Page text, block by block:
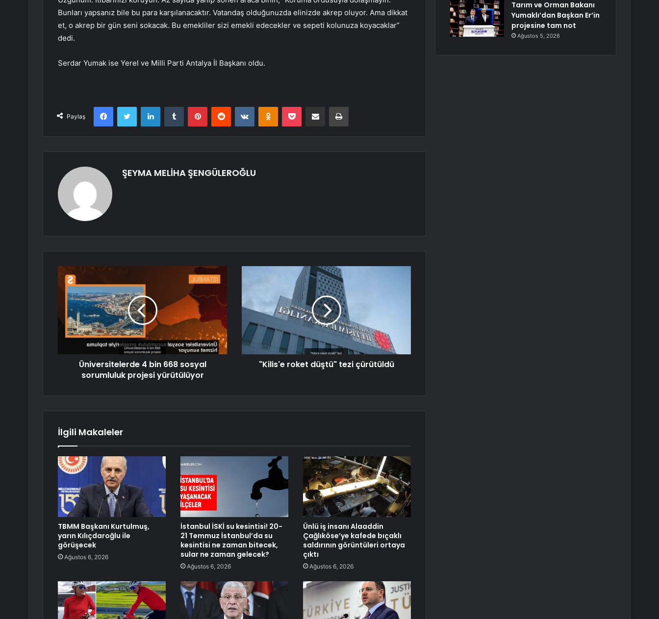
Bunları yapsanız bile bu para karşılanacaktır. Vatandaş olduğunuzda elinizde akrep oluyor. Ama dikkat
et, o akrep bir gün seni sokacak. Bu emekliler sizi emekli edecekler ve sepeti kolunuza koyacaklar”
dedi.
Serdar Yumak ise Yerel ve Milli Parti Antalya İl Başkanı oldu.
Paylaş
FacebookTwitter LinkedInTumblr PinterestReddit VKontakteOdnoklassniki
Pocket E-Posta ile paylaş Yazdır
ŞEYMA MELİHA ŞENGÜLEROĞLU
Üniversitelerde 4 bin 668 sosyal
sorumluluk projesi yürütülüyor
"Kilis'e roket düştü" tezi çürütüldü
İlgili Makaleler
TBMM Başkanı Kurtulmuş,
yarın Kılıçdaroğlu ile
görüşecek
Ağustos 6, 2026
İstanbul İSKİ su kesintisi! 20-
21 Temmuz İstanbul’da su
kesintisi ne zaman bitecek,
sular ne zaman gelecek?
Ağustos 6, 2026
Ünlü iş insanı Alaaddin
Çağlıköse’ye kafede bıçaklı
saldırının görüntüleri ortaya
çıktı
Ağustos 6, 2026
Tarım ve Orman Bakanı
Yumaklı’dan Başkan Er’in
projesine tam not
Ağustos 5, 2026